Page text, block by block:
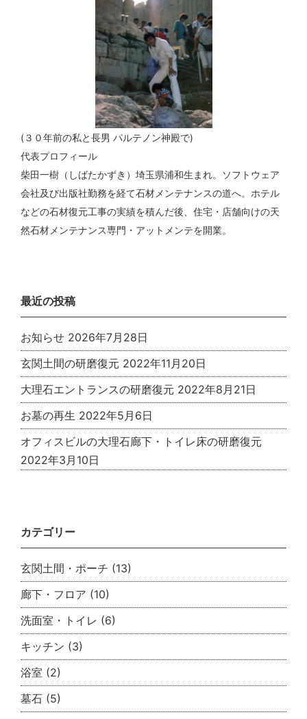
(３０年前の私と長男 パルテノン神殿で)
代表プロフィール
柴田一樹（しばたかずき）埼玉県浦和生まれ。ソフトウェア
会社及び出版社勤務を経て石材メンテナンスの道へ。ホテル
などの石材復元工事の実績を積んだ後、住宅・店舗向けの天
然石材メンテナンス専門・アットメンテを開業。
最近の投稿
お知らせ 2026年7月28日
玄関土間の研磨復元 2022年11月20日
大理石エントランスの研磨復元 2022年8月21日
お墓の再生 2022年5月6日
オフィスビルの大理石廊下・トイレ床の研磨復元
2022年3月10日
カテゴリー
玄関土間・ポーチ (13)
廊下・フロア (10)
洗面室・トイレ (6)
キッチン (3)
浴室 (2)
墓石 (5)